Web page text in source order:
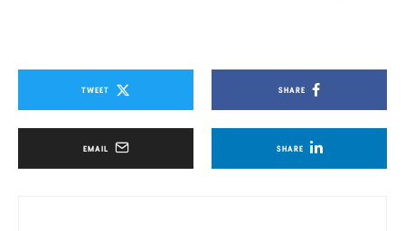
SHARE
TWEET
SHARE
EMAIL